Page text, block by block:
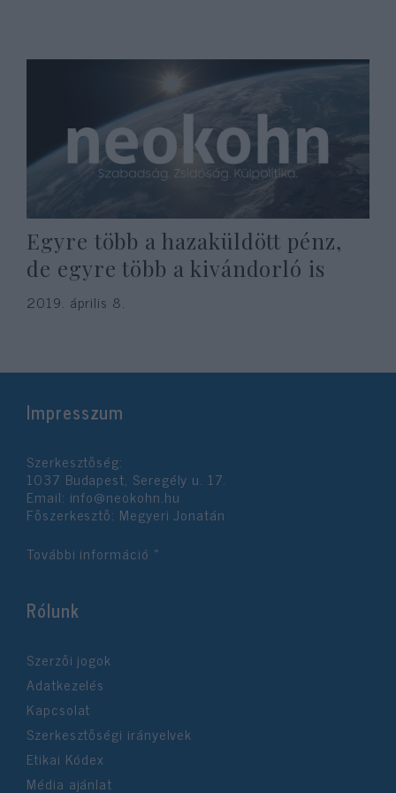
Egyre több a hazaküldött pénz,
de egyre több a kivándorló is
2019. április 8.
Impresszum
Szerkesztőség:
1037 Budapest, Seregély u. 17.
Email: info@neokohn.hu
Főszerkesztő: Megyeri Jonatán
További információ »
Rólunk
Szerzői jogok
Adatkezelés
Kapcsolat
Szerkesztőségi irányelvek
Etikai Kódex
Média ajánlat